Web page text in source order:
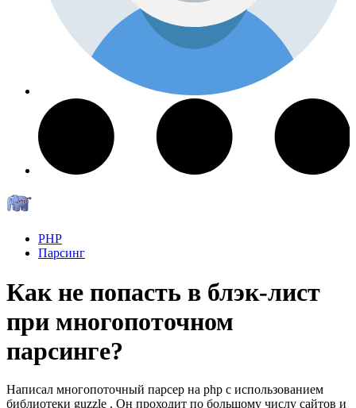
PHP
Парсинг
Как не попасть в блэк-лист
при многопоточном
парсинге?
Написал многопоточный парсер на php с использованием
библиотеки guzzle . Он проходит по большому числу сайтов и